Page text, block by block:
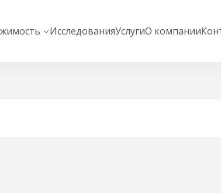
ИсследованияУслугиО компании